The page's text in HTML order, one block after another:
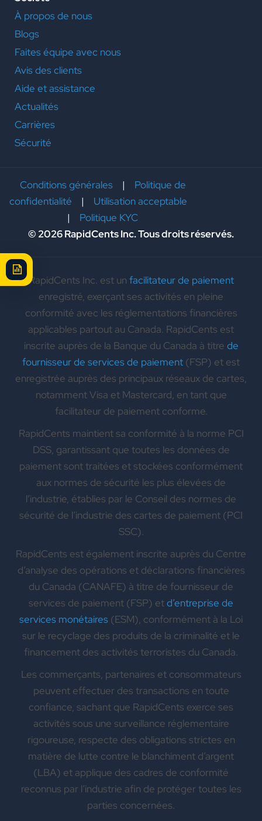
À propos de nous
Blogs
Faites équipe avec nous
Avis des clients
Aide et assistance
Actualités
Carrières
Sécurité
Conditions générales| Politique de
confidentialité | Utilisation acceptable
| Politique KYC
© 2026 RapidCents Inc. Tous droits réservés.
RapidCents Inc. est un facilitateur de paiement
enregistré, exerçant ses activités en pleine
conformité avec les réglementations financières
applicables partout au Canada. RapidCents est
inscrite auprès de la Banque du Canada à titre de
fournisseur de services de paiement (FSP) et est
enregistrée auprès des principaux réseaux de cartes,
notamment Visa et Mastercard, en tant que
facilitateur de paiement conforme.
RapidCents maintient sa conformité à la norme PCI
DSS, garantissant que toutes les données de
paiement sont traitées et stockées conformément
aux normes de sécurité les plus élevées de
l’industrie, établies par le Conseil des normes de
sécurité de l’industrie des cartes de paiement (PCI
SSC).
RapidCents est également inscrite auprès du Centre
d’analyse des opérations et déclarations financières
du Canada (CANAFE) à titre de fournisseur de
services de paiement (FSP) etd’entreprise de
services monétaires (ESM), conformément à la Loi
sur le recyclage des produits de la criminalité et le
financement des activités terroristes du Canada.
Les commerçants, partenaires et consommateurs
peuvent effectuer des transactions en toute
confiance, sachant que RapidCents exerce ses
activités sous une surveillance réglementaire
rigoureuse, respecte des obligations strictes en
matière de lutte contre le blanchiment d’argent
(LBA) et applique des cadres de conformité
reconnus par l’industrie afin de protéger toutes les
parties concernées.